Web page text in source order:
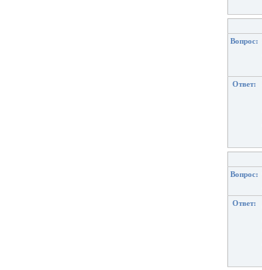
Вопрос:
Ответ:
Вопрос:
Ответ: